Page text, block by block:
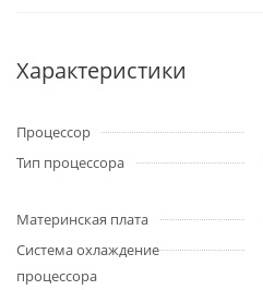
Характеристики
Процессор
Тип процессора
Материнская плата
Система охлаждение
процессора